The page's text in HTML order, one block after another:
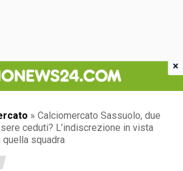
» Calciomercato Sassuolo, due
ceduti? L’indiscrezione in vista
squadra
×